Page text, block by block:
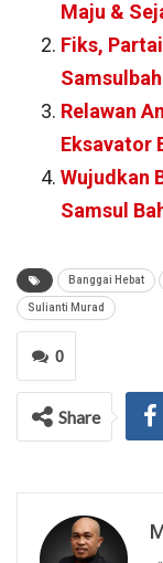
Maju &
Fiks,
Relawan
Eksavator
Wujudkan
Samsul
Banggai Hebat
Sulianti Murad
0
Share